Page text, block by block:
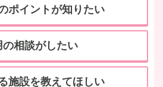
ポイントが知りたい
の相談がしたい
施設を教えてほしい